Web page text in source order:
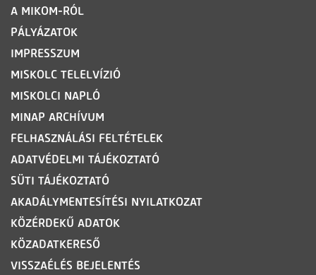
A MIKOM-RÓL
PÁLYÁZATOK
IMPRESSZUM
MISKOLC TELELVÍZIÓ
MISKOLCI NAPLÓ
MINAP ARCHÍVUM
FELHASZNÁLÁSI FELTÉTELEK
ADATVÉDELMI TÁJÉKOZTATÓ
SÜTI TÁJÉKOZTATÓ
AKADÁLYMENTESÍTÉSI NYILATKOZAT
KÖZÉRDEKŰ ADATOK
KÖZADATKERESŐ
VISSZAÉLÉS BEJELENTÉS